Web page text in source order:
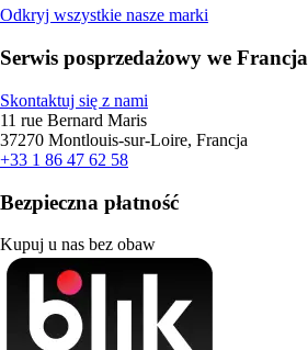
Odkryj wszystkie nasze marki
Serwis posprzedażowy we Francja
Skontaktuj się z nami
11 rue Bernard Maris
37270 Montlouis-sur-Loire, Francja
+33 1 86 47 62 58
Bezpieczna płatność
Kupuj u nas bez obaw